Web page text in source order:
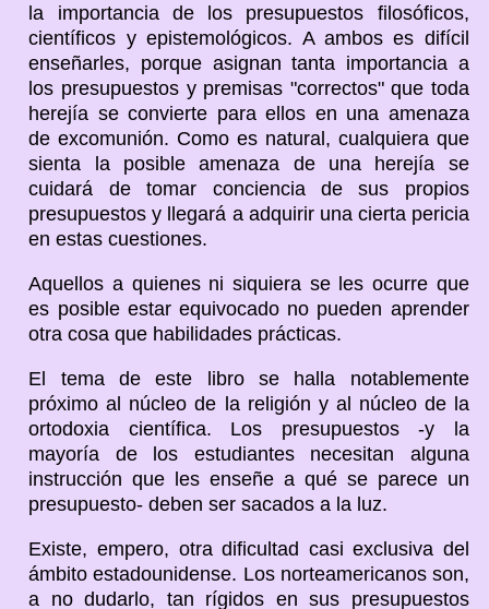
la importancia de los presupuestos filosóficos,
científicos y epistemológicos. A ambos es difícil
enseñarles, porque asignan tanta importancia a
los presupuestos y premisas "correctos" que toda
herejía se convierte para ellos en una amenaza
de excomunión. Como es natural, cualquiera que
sienta la posible amenaza de una herejía se
cuidará de tomar conciencia de sus propios
presupuestos y llegará a adquirir una cierta pericia
en estas cuestiones.
Aquellos a quienes ni siquiera se les ocurre que
es posible estar equivocado no pueden aprender
otra cosa que habilidades prácticas.
El tema de este libro se halla notablemente
próximo al núcleo de la religión y al núcleo de la
ortodoxia científica. Los presupuestos -y la
mayoría de los estudiantes necesitan alguna
instrucción que les enseñe a qué se parece un
presupuesto- deben ser sacados a la luz.
Existe, empero, otra dificultad casi exclusiva del
ámbito estadounidense. Los norteamericanos son,
a no dudarlo, tan rígidos en sus presupuestos